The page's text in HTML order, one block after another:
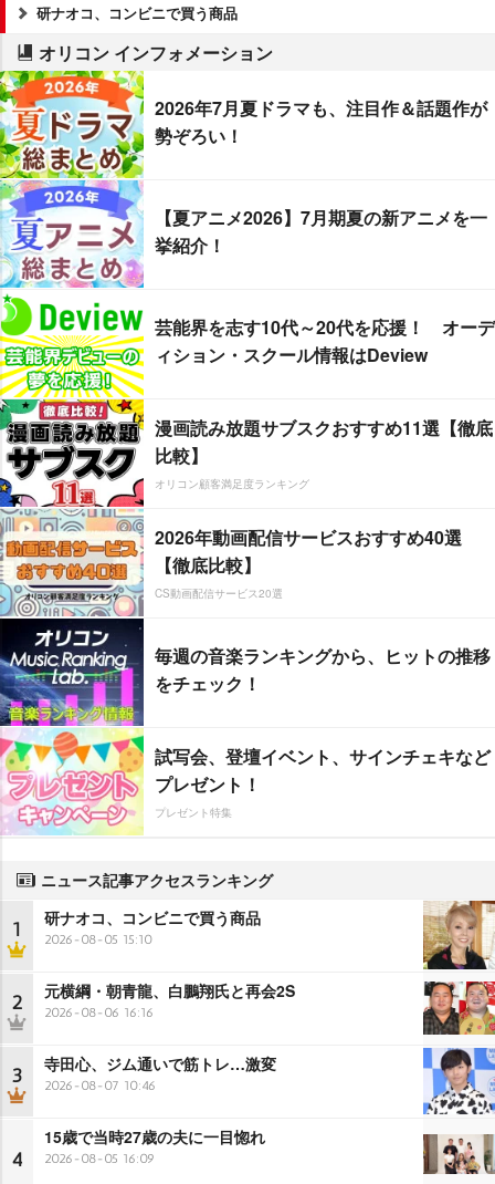
研ナオコ、コンビニで買う商品
オリコン インフォメーション
2026年7月夏ドラマも、注目作＆話題作が
勢ぞろい！
【夏アニメ2026】7月期夏の新アニメを一
挙紹介！
芸能界を志す10代～20代を応援！ オーデ
ィション・スクール情報はDeview
漫画読み放題サブスクおすすめ11選【徹底
比較】
オリコン顧客満足度ランキング
2026年動画配信サービスおすすめ40選
【徹底比較】
CS動画配信サービス20選
毎週の音楽ランキングから、ヒットの推移
をチェック！
試写会、登壇イベント、サインチェキなど
プレゼント！
プレゼント特集
ニュース記事アクセスランキング
1 研ナオコ、コンビニで買う商品
2026-08-05 15:10
2 元横綱・朝青龍、白鵬翔氏と再会2S
2026-08-06 16:16
3 寺田心、ジム通いで筋トレ…激変
2026-08-07 10:46
4
15歳で当時27歳の夫に一目惚れ
2026-08-05 16:09